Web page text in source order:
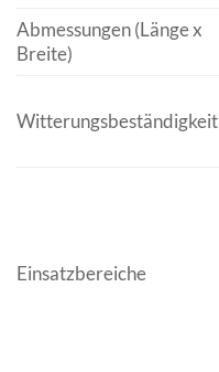
Abmessungen (Länge x
Breite)
Witterungsbeständigkeit
Einsatzbereiche